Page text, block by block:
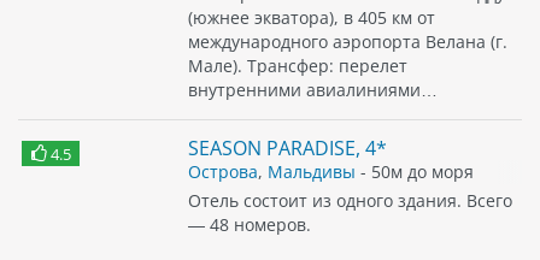
(южнее экватора), в 405 км от
международного аэропорта Велана (г.
Мале). Трансфер: перелет
внутренними авиалиниями…
4.5 SEASON PARADISE, 4*
Острова, Мальдивы - 50м до моря
Отель состоит из одного здания. Всего
— 48 номеров.